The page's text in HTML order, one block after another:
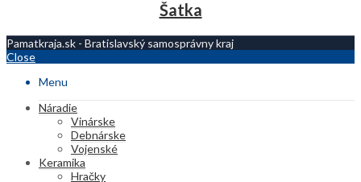
Šatka
Pamatkraja.sk - Bratislavský samosprávny kraj
Close
Menu
Náradie
Vinárske
Debnárske
Vojenské
Keramika
Hračky